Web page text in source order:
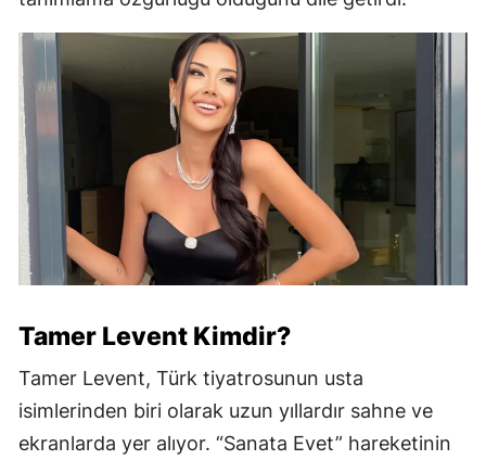
Tamer Levent Kimdir?
Tamer Levent, Türk tiyatrosunun usta
isimlerinden biri olarak uzun yıllardır sahne ve
ekranlarda yer alıyor. “Sanata Evet” hareketinin